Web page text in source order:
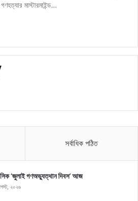
মাস্টারমাইন্ড…
সর্বাধিক পঠিত
‘জুলাই গণঅভ্যুত্থান দিবস’ আজ
২০২৬